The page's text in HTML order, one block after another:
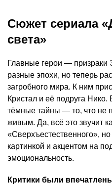
Сюжет сериала
света»
Главные герои — призраки
разные эпохи, но теперь
загробного мира. К ним
Кристал и её подруга
тёмные тайны — то, что не
живым. Да, всё это звучит
«Сверхъестественного»,
картинкой и акцентом на
эмоциональность.
Критики были